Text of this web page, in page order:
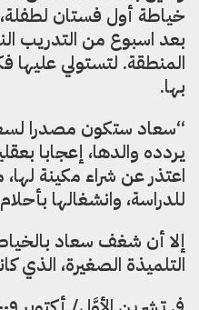
خياطة أول فستان
بعد اسبوع من التدريب
المنطقة. لتستولي عليها
بها.
“سعاد ستكون مصدرا
يردده والدها، إعجابا
اعتذر عن شراء مكينة
للدراسة، وانشغالها
إلا أن شغف سعاد
التلميذة الصغيرة، الذي